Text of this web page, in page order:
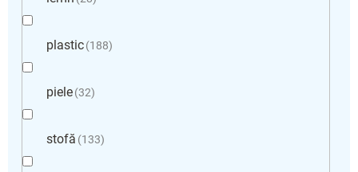
plastic 188
piele 32
stofă 133